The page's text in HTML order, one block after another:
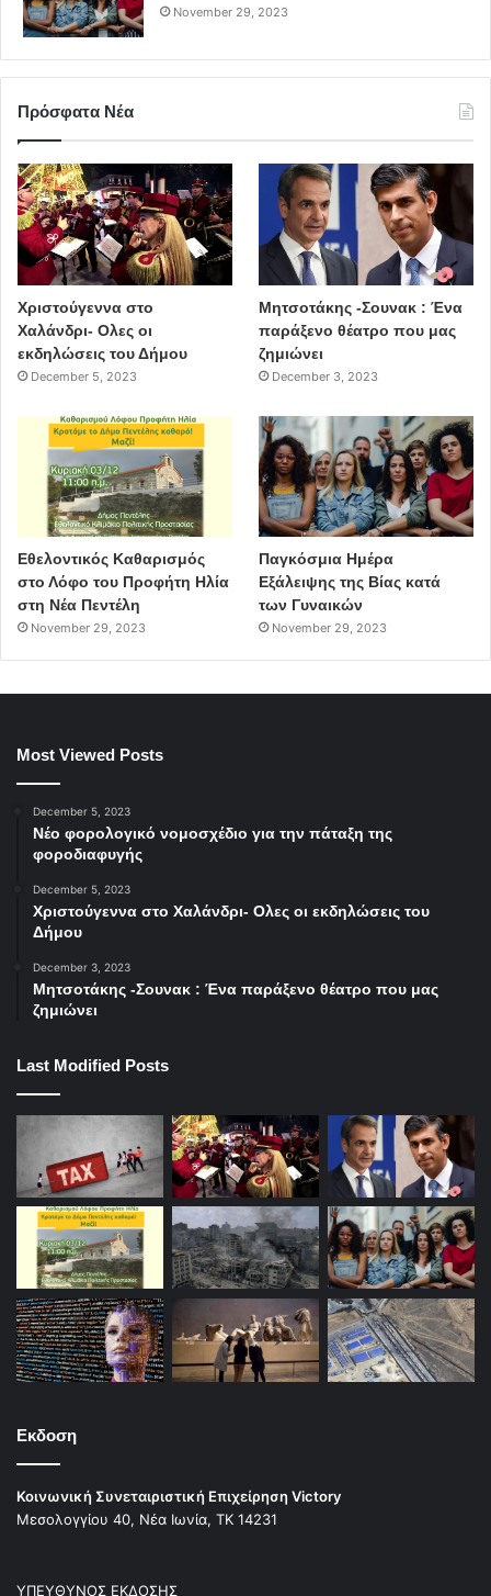
November 29, 2023
Πρόσφατα Νέα
Χριστούγεννα στο
Χαλάνδρι- Ολες οι
εκδηλώσεις του Δήμου
December 5, 2023
Μητσοτάκης -Σουνακ : Ένα
παράξενο θέατρο που μας
ζημιώνει
December 3, 2023
Εθελοντικός Καθαρισμός
στο Λόφο του Προφήτη Ηλία
στη Νέα Πεντέλη
November 29, 2023
Παγκόσμια Ημέρα
Εξάλειψης της Βίας κατά
των Γυναικών
November 29, 2023
Most Viewed Posts
December 5, 2023
Νέο φορολογικό νομοσχέδιο για την πάταξη της
φοροδιαφυγής
December 5, 2023
Χριστούγεννα στο Χαλάνδρι- Ολες οι εκδηλώσεις του
Δήμου
December 3, 2023
Μητσοτάκης -Σουνακ : Ένα παράξενο θέατρο που μας
ζημιώνει
Last Modified Posts
Εκδοση
Κοινωνική Συνεταιριστική Επιχείρηση Victory
Μεσολογγίου 40, Νέα Ιωνία, ΤΚ 14231
ΥΠΕΥΘΥΝΟΣ ΕΚΔΟΣΗΣ